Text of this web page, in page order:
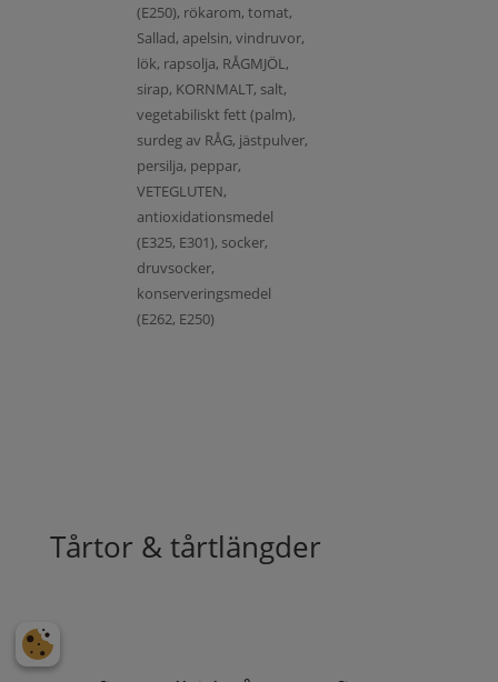
(E250), rökarom, tomat,
Sallad, apelsin, vindruvor,
lök, rapsolja, RÅGMJÖL,
sirap, KORNMALT, salt,
vegetabiliskt fett (palm),
surdeg av RÅG, jästpulver,
persilja, peppar,
VETEGLUTEN,
antioxidationsmedel
(E325, E301), socker,
druvsocker,
konserveringsmedel
(E262, E250)
Tårtor & tårtlängder